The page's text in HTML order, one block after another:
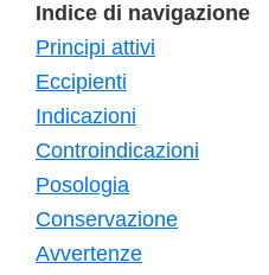
Indice di navigazione
Principi attivi
Eccipienti
Indicazioni
Controindicazioni
Posologia
Conservazione
Avvertenze